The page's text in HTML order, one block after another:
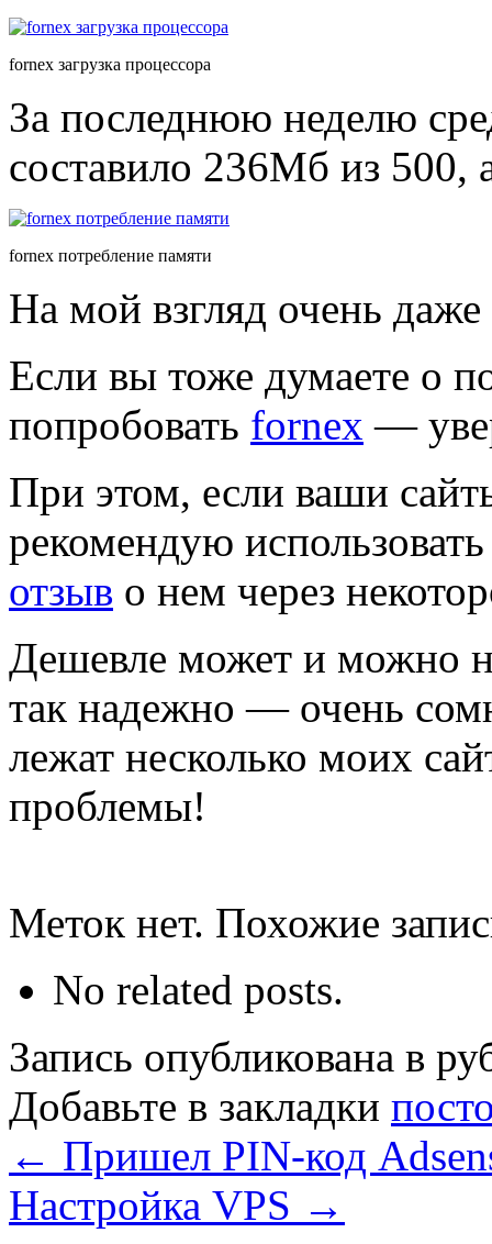
fornex загрузка процессора
За последнюю неделю
составило 236Мб из
fornex потребление памяти
На мой взгляд очень
Если вы тоже думаете о
попробовать fornex —
При этом, если ваши
рекомендую
отзыв о нем через
Дешевле может и можно
так надежно — очень
лежат несколько моих
проблемы!
Меток нет. Похожие
No related posts.
Запись опубликована в
Добавьте в закладки
← Пришел PIN-код
Настройка VPS →